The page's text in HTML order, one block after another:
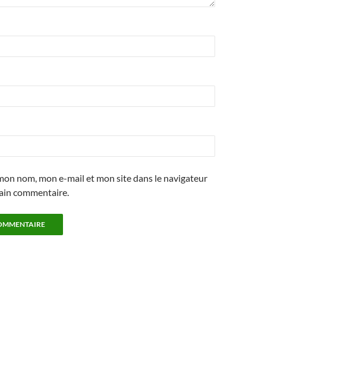
nom, mon e-mail et mon site dans le navigateur
commentaire.